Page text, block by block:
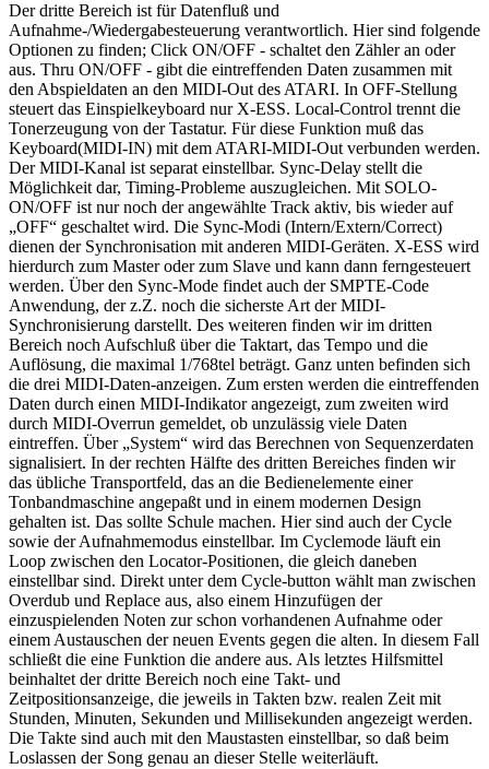
Der dritte Bereich ist für Datenfluß und
Aufnahme-/Wiedergabesteuerung verantwortlich. Hier sind folgende
Optionen zu finden; Click ON/OFF - schaltet den Zähler an oder
aus. Thru ON/OFF - gibt die eintreffenden Daten zusammen mit
den Abspieldaten an den MIDI-Out des ATARI. In OFF-Stellung
steuert das Einspielkeyboard nur X-ESS. Local-Control trennt die
Tonerzeugung von der Tastatur. Für diese Funktion muß das
Keyboard(MIDI-IN) mit dem ATARI-MIDI-Out verbunden werden.
Der MIDI-Kanal ist separat einstellbar. Sync-Delay stellt die
Möglichkeit dar, Timing-Probleme auszugleichen. Mit SOLO-
ON/OFF ist nur noch der angewählte Track aktiv, bis wieder auf
„OFF“ geschaltet wird. Die Sync-Modi (Intern/Extern/Correct)
dienen der Synchronisation mit anderen MIDI-Geräten. X-ESS wird
hierdurch zum Master oder zum Slave und kann dann ferngesteuert
werden. Über den Sync-Mode findet auch der SMPTE-Code
Anwendung, der z.Z. noch die sicherste Art der MIDI-
Synchronisierung darstellt. Des weiteren finden wir im dritten
Bereich noch Aufschluß über die Taktart, das Tempo und die
Auflösung, die maximal 1/768tel beträgt. Ganz unten befinden sich
die drei MIDI-Daten-anzeigen. Zum ersten werden die eintreffenden
Daten durch einen MIDI-Indikator angezeigt, zum zweiten wird
durch MIDI-Overrun gemeldet, ob unzulässig viele Daten
eintreffen. Über „System“ wird das Berechnen von Sequenzerdaten
signalisiert. In der rechten Hälfte des dritten Bereiches finden wir
das übliche Transportfeld, das an die Bedienelemente einer
Tonbandmaschine angepaßt und in einem modernen Design
gehalten ist. Das sollte Schule machen. Hier sind auch der Cycle
sowie der Aufnahmemodus einstellbar. Im Cyclemode läuft ein
Loop zwischen den Locator-Positionen, die gleich daneben
einstellbar sind. Direkt unter dem Cycle-button wählt man zwischen
Overdub und Replace aus, also einem Hinzufügen der
einzuspielenden Noten zur schon vorhandenen Aufnahme oder
einem Austauschen der neuen Events gegen die alten. In diesem Fall
schließt die eine Funktion die andere aus. Als letztes Hilfsmittel
beinhaltet der dritte Bereich noch eine Takt- und
Zeitpositionsanzeige, die jeweils in Takten bzw. realen Zeit mit
Stunden, Minuten, Sekunden und Millisekunden angezeigt werden.
Die Takte sind auch mit den Maustasten einstellbar, so daß beim
Loslassen der Song genau an dieser Stelle weiterläuft.